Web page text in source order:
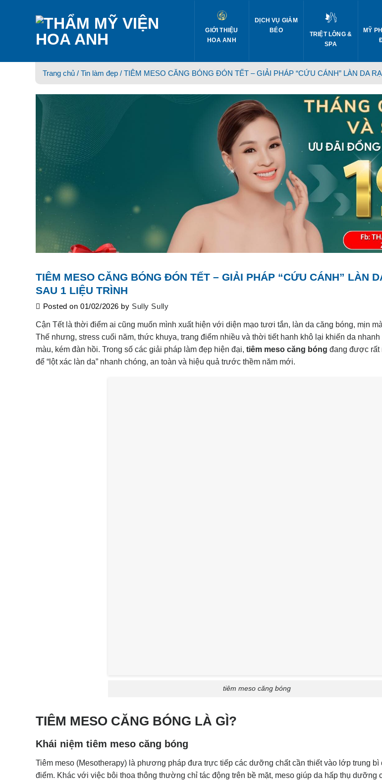
GIỚI THIỆU
HOA ANH
DỊCH VỤ GIẢM
BÉO
TRIỆT LÔNG &
SPA
MỸ
Trang chủ / Tin làm đẹp/ TIÊM MESO CĂNG BÓNG ĐÓN TẾT – GIẢI PHÁP “CỨU CÁNH” LÀN DA
TIÊM MESO CĂNG BÓNG ĐÓN TẾT – GIẢI PHÁP “CỨU CÁNH” LÀN
SAU 1 LIỆU TRÌNH
Posted on01/02/2026 by Sully Sully
Cận Tết là thời điểm ai cũng muốn mình xuất hiện với diện mạo tươi tắn, làn da căng bóng, mịn
Thế nhưng, stress cuối năm, thức khuya, trang điểm nhiều và thời tiết hanh khô lại khiến da
màu, kém đàn hồi. Trong số các giải pháp làm đẹp hiện đại, tiêm meso căng bóng đang được rất
để “lột xác làn da” nhanh chóng, an toàn và hiệu quả trước thềm năm mới.
tiêm meso căng bóng
TIÊM MESO CĂNG BÓNG LÀ GÌ?
Khái niệm tiêm meso căng bóng
Tiêm meso (Mesotherapy) là phương pháp đưa trực tiếp các dưỡng chất cần thiết vào lớp trung bì
điểm. Khác với việc bôi thoa thông thường chỉ tác động trên bề mặt, meso giúp da hấp thụ dưỡng